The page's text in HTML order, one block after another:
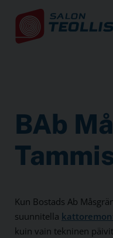
BAb
Kun Bostads Ab
suunnitella
kuin vain tekninen